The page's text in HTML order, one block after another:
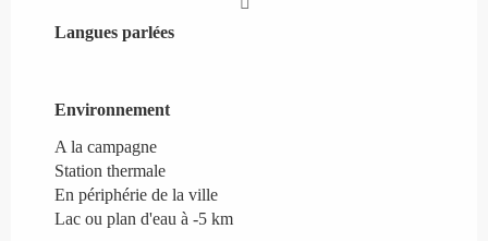
Langues parlées
Langues parlées
Environnement
Environnement
A la campagne
Station thermale
En périphérie de la ville
Lac ou plan d'eau à -5 km